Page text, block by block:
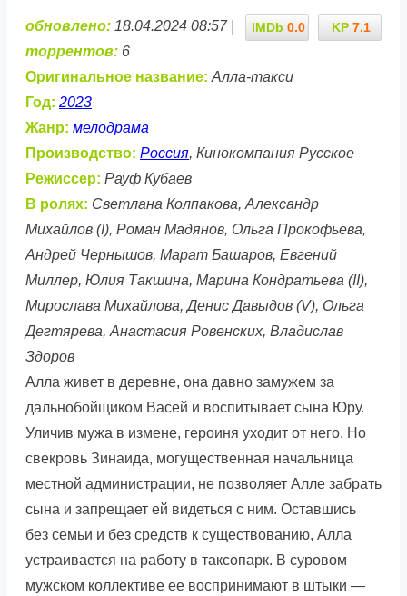
KP 7.1
IMDb 0.0
обновлено: 18.04.2024 08:57 |
торрентов: 6
Оригинальное название: Алла-такси
Год: 2023
Жанр: мелодрама
Производство: Россия, Кинокомпания Русское
Режиссер: Рауф Кубаев
В ролях: Светлана Колпакова, Александр
Михайлов (I), Роман Мадянов, Ольга Прокофьева,
Андрей Чернышов, Марат Башаров, Евгений
Миллер, Юлия Такшина, Марина Кондратьева (II),
Мирослава Михайлова, Денис Давыдов (V), Ольга
Дегтярева, Анастасия Ровенских, Владислав
Здоров
Алла живет в деревне, она давно замужем за
дальнобойщиком Васей и воспитывает сына Юру.
Уличив мужа в измене, героиня уходит от него. Но
свекровь Зинаида, могущественная начальница
местной администрации, не позволяет Алле забрать
сына и запрещает ей видеться с ним. Оставшись
без семьи и без средств к существованию, Алла
устраивается на работу в таксопарк. В суровом
мужском коллективе ее воспринимают в штыки —